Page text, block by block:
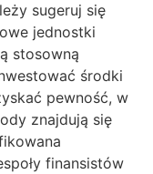
sugeruj się
jednostki
stosowną
środki
pewność, w
znajdują się
finansistów